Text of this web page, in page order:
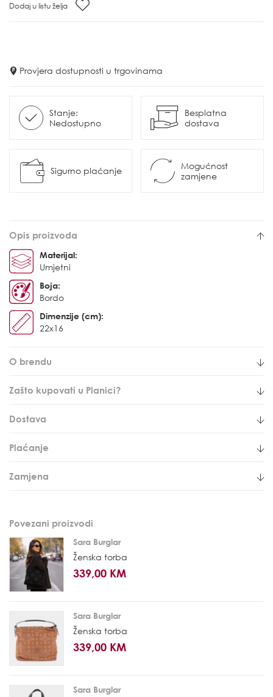
Dodaj u listu želja
Provjera dostupnosti u trgovinama
Stanje:
Nedostupno
Besplatna
dostava
Sigurno plaćanje
Mogućnost
zamjene
Opis proizvoda
Materijal:
Umjetni
Boja:
Bordo
Dimenzije (cm):
22x16
O brendu
Zašto kupovati u Planici?
Dostava
Plaćanje
Zamjena
Povezani proizvodi
Sara Burglar
Ženska torba
339,00 KM
Sara Burglar
Ženska torba
339,00 KM
Sara Burglar